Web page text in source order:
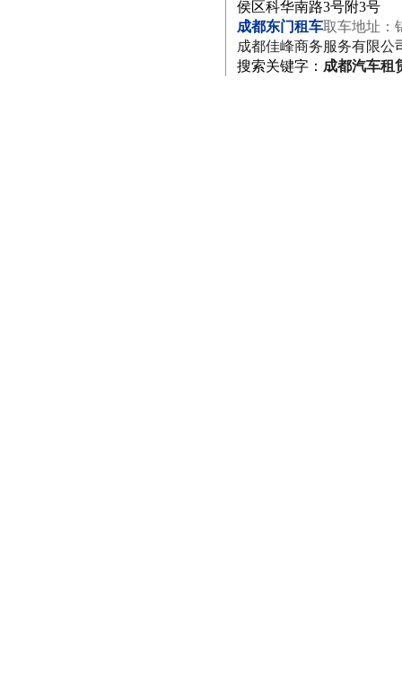
侯区科华南路3号附3号
成都东门租车取车地址
成都佳峰商务服务有限公
搜索关键字 ： 成都汽车租